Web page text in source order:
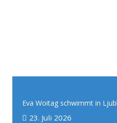
Eva Woitag schwimmt in
23. Juli 2026